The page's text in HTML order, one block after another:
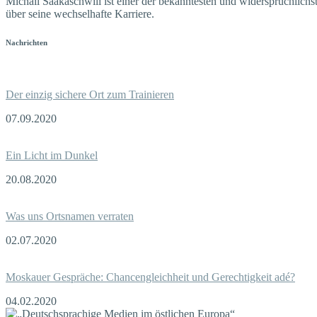
über seine wechselhafte Karriere.
Nachrichten
Der einzig sichere Ort zum Trainieren
07.09.2020
Ein Licht im Dunkel
20.08.2020
Was uns Ortsnamen verraten
02.07.2020
Moskauer Gespräche: Chancengleichheit und Gerechtigkeit adé?
04.02.2020